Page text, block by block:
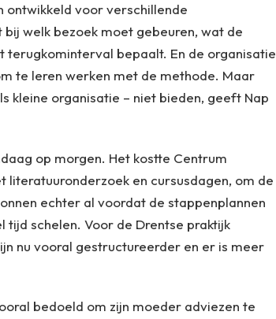
ontwikkeld voor verschillende
welk bezoek moet gebeuren, wat de
bepaalt. En de organisatie
te leren werken met de methode. Maar
kleine organisatie – niet bieden, geeft Nap
op morgen. Het kostte Centrum
en cursusdagen, om de
echter al voordat de stappenplannen
tijd schelen. Voor de Drentse praktijk
nu vooral gestructureerder en er is meer
bedoeld om zijn moeder adviezen te